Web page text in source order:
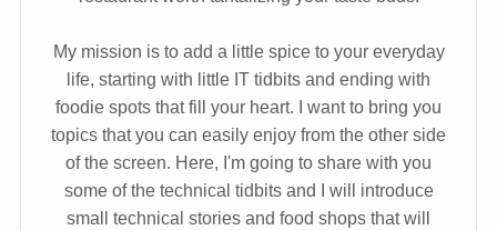
My mission is to add a little spice to your everyday
life, starting with little IT tidbits and ending with
foodie spots that fill your heart. I want to bring you
topics that you can easily enjoy from the other side
of the screen. Here, I'm going to share with you
some of the technical tidbits and I will introduce
small technical stories and food shops that will